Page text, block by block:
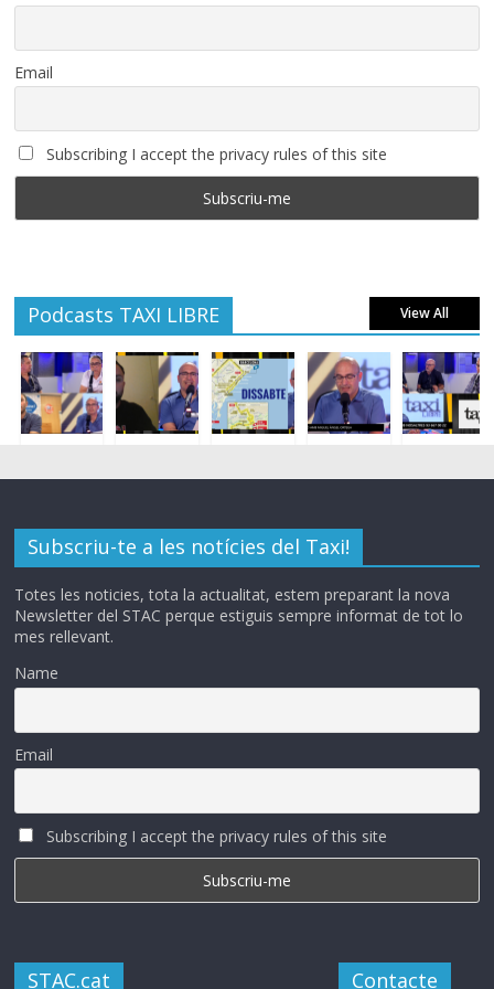
Email
Subscribing I accept the privacy rules of this site
Podcasts TAXI LIBRE View All
Subscriu-te a les notícies del Taxi!
Totes les noticies, tota la actualitat, estem preparant la nova
Newsletter del STAC perque estiguis sempre informat de tot lo
mes rellevant.
Name
Email
Subscribing I accept the privacy rules of this site
STAC.cat Contacte